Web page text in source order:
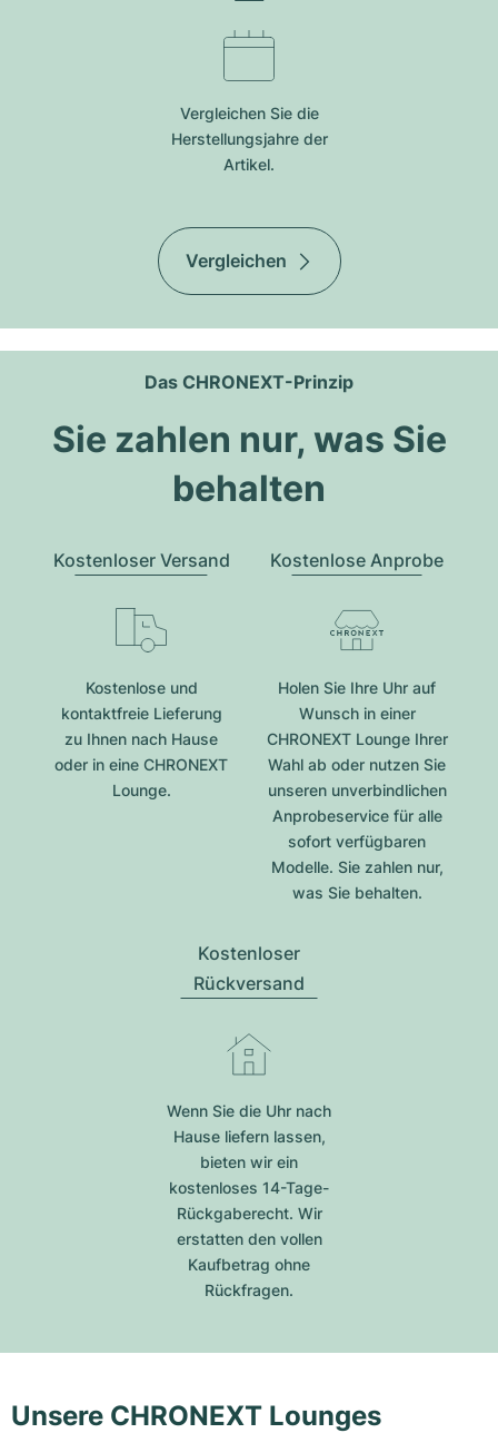
Vergleichen Sie die
Herstellungsjahre der
Artikel.
Vergleichen
Das CHRONEXT-Prinzip
Sie zahlen nur, was Sie
behalten
Kostenloser Versand
Kostenlose und
kontaktfreie Lieferung
zu Ihnen nach Hause
oder in eine CHRONEXT
Lounge.
Kostenlose Anprobe
Holen Sie Ihre Uhr auf
Wunsch in einer
CHRONEXT Lounge Ihrer
Wahl ab oder nutzen Sie
unseren unverbindlichen
Anprobeservice für alle
sofort verfügbaren
Modelle. Sie zahlen nur,
was Sie behalten.
Kostenloser
Rückversand
Wenn Sie die Uhr nach
Hause liefern lassen,
bieten wir ein
kostenloses 14-Tage-
Rückgaberecht. Wir
erstatten den vollen
Kaufbetrag ohne
Rückfragen.
Unsere CHRONEXT Lounges